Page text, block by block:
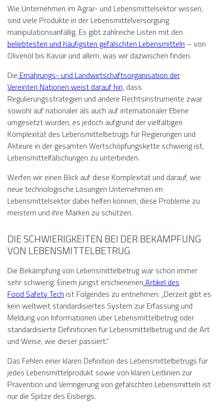
Wie Unternehmen im Agrar- und Lebensmittelsektor wissen,
sind viele Produkte in der Lebensmittelversorgung
manipulationsanfällig. Es gibt zahlreiche Listen mit den
beliebtesten und häufigsten gefälschten Lebensmitteln – von
Olivenöl bis Kaviar und allem, was wir dazwischen finden.
Die Ernährungs- und Landwirtschaftsorganisation der
Vereinten Nationen weist darauf hin, dass
Regulierungsstrategien und andere Rechtsinstrumente zwar
sowohl auf nationaler als auch auf internationaler Ebene
umgesetzt wurden, es jedoch aufgrund der vielfältigen
Komplexität des Lebensmittelbetrugs für Regierungen und
Akteure in der gesamten Wertschöpfungskette schwierig ist,
Lebensmittelfälschungen zu unterbinden.
Werfen wir einen Blick auf diese Komplexität und darauf, wie
neue technologische Lösungen Unternehmen im
Lebensmittelsektor dabei helfen können, diese Probleme zu
meistern und ihre Marken zu schützen.
DIE SCHWIERIGKEITEN BEI DER BEKÄMPFUNG
VON LEBENSMITTELBETRUG
Die Bekämpfung von Lebensmittelbetrug war schon immer
sehr schwierig. Einem jüngst erschienenen Artikel des
Food Safety Tech ist Folgendes zu entnehmen: „Derzeit gibt es
kein weltweit standardisiertes System zur Erfassung und
Meldung von Informationen über Lebensmittelbetrug oder
standardisierte Definitionen für Lebensmittelbetrug und die Art
und Weise, wie dieser passiert.“
Das Fehlen einer klaren Definition des Lebensmittelbetrugs für
jedes Lebensmittelprodukt sowie von klaren Leitlinien zur
Prävention und Verringerung von gefälschten Lebensmitteln ist
nur die Spitze des Eisbergs.